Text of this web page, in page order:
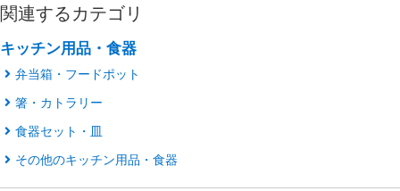
関連するカテゴリ
キッチン用品・食器
弁当箱・フードポット
箸・カトラリー
食器セット・皿
その他のキッチン用品・食器